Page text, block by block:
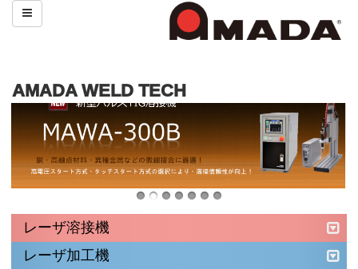
AMADA WELD TECH
レーザ溶接機
レーザ加工機